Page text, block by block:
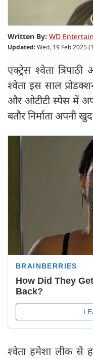
Written By: WD
Updated:Wed, 19 Feb 2025
एक्ट्रेस श्वेता
श्वेता इस साल
और ओटीटी स्पेस में
बतौर निर्माता अपनी
श्वेता हमेशा लीक से